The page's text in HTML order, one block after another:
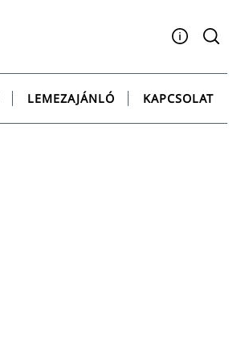
Facebook
YouTubeInstagram
TwitterSpotify
LEMEZAJÁNLÓ KAPCSOLAT